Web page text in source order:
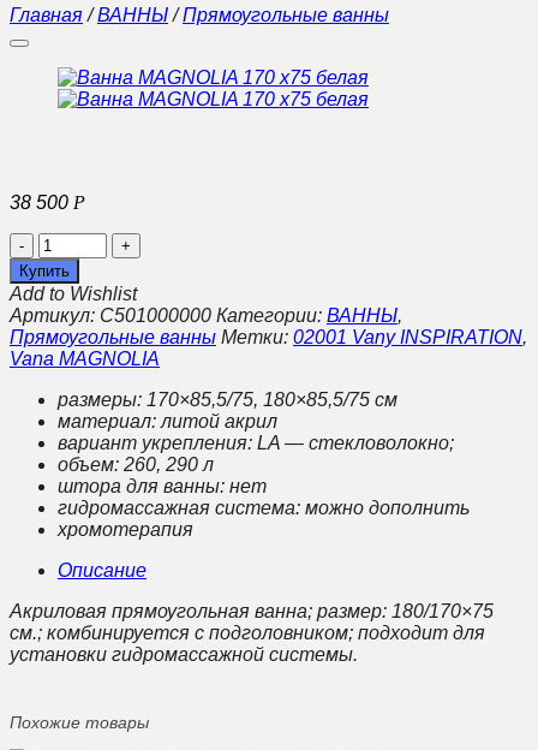
Главная / ВАННЫ / Прямоугольные ванны
38 500 Р
Количество
Ванна
MAGNOLIA
170
x75
белая
Купить
Add to Wishlist
Артикул: C501000000 Категории: ВАННЫ,
Прямоугольные ванны Метки: 02001 Vany INSPIRATION,
Vana MAGNOLIA
размеры: 170×85,5/75, 180×85,5/75 см
материал: литой акрил
вариант укрепления: LA — стекловолокно;
объем: 260, 290 л
штора для ванны: нет
гидромассажная система: можно дополнить
хромотерапия
Описание
Акриловая прямоугольная ванна; размер: 180/170×75
см.; комбинируется с подголовником; подходит для
установки гидромассажной системы.
Похожие товары